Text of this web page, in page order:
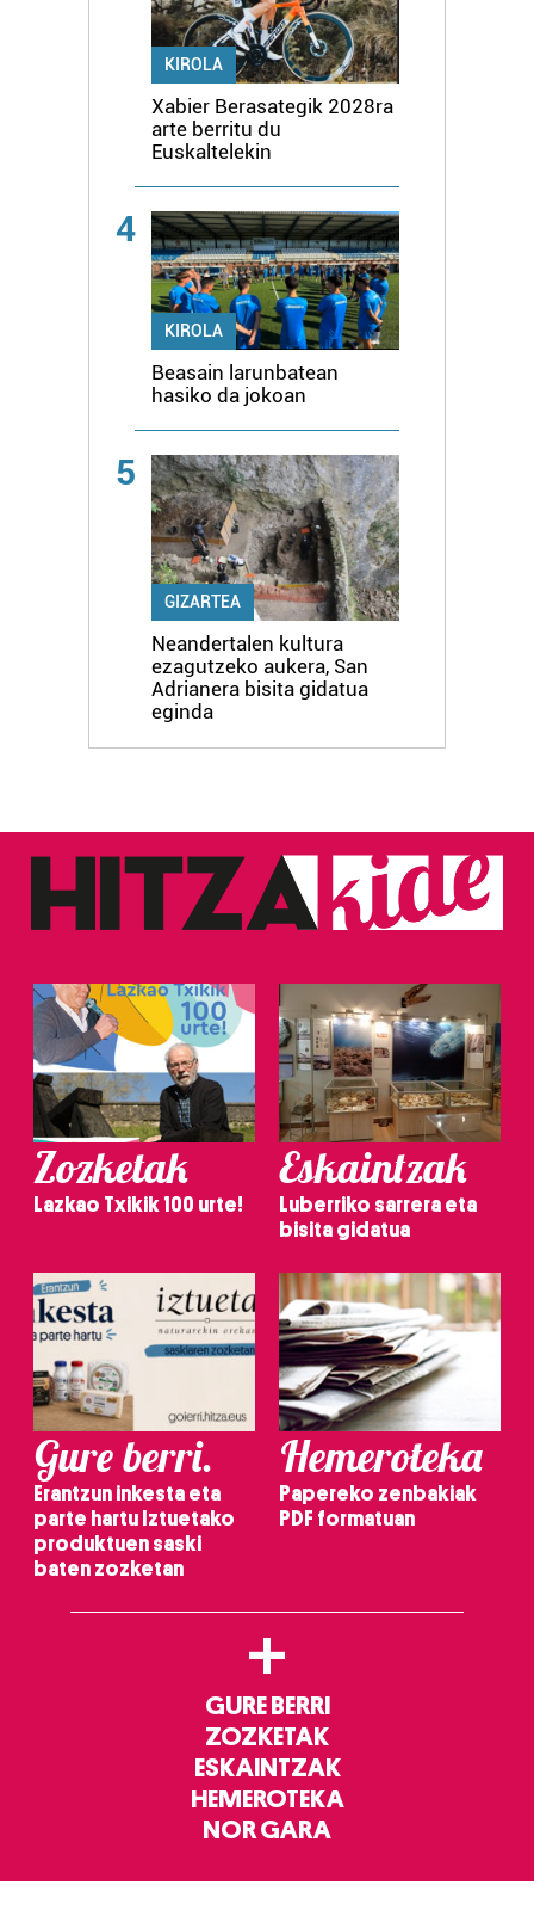
KIROLA
Xabier Berasategik 2028ra
arte berritu du
Euskaltelekin
4
KIROLA
Beasain larunbatean
hasiko da jokoan
5
GIZARTEA
Neandertalen kultura
ezagutzeko aukera, San
Adrianera bisita gidatua
eginda
Zozketak
Lazkao Txikik 100 urte!
Eskaintzak
Luberriko sarrera eta
bisita gidatua
Gure berri.
Erantzun inkesta eta
parte hartu Iztuetako
produktuen saski
baten zozketan
Hemeroteka
Papereko zenbakiak
PDF formatuan
+
GURE BERRI
ZOZKETAK
ESKAINTZAK
HEMEROTEKA
NOR GARA